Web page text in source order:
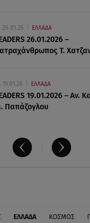
τα ελικόπτερα στη
«συνδέσμου»
26.01.26 ΕΛΛΑΔΑ
26.01.2026 –
Τ.
19.01.26 ΕΛΛΑΔΑ
19.01.2026 – Αν.
Παπάζογλου
ΕΛΛΑΔΑ ΚΟΣΜΟΣ